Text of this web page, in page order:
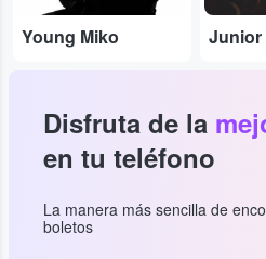
Young Miko Junior
Disfruta de la
en tu teléfono
La manera más sencilla de
boletos